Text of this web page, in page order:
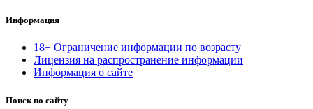
Информация
18+ Ограничение информации по возрасту
Лицензия на распространение информации
Информация о сайте
Поиск по сайту